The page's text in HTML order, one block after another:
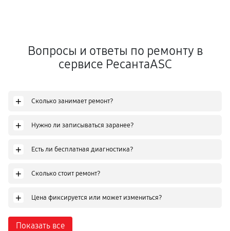
Вопросы и ответы по ремонту в
сервисе РесантаASC
+ Сколько занимает ремонт?
+ Нужно ли записываться заранее?
+ Есть ли бесплатная диагностика?
+ Сколько стоит ремонт?
+ Цена фиксируется или может измениться?
Показать все